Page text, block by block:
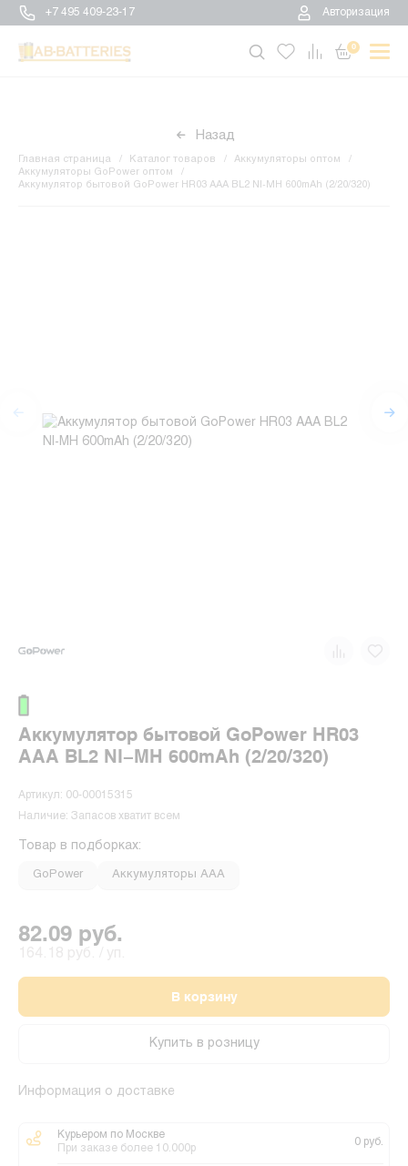
+7 495 409-23-17 Авторизация
0
Назад
Главная страница Каталог товаров
Аккумуляторы оптом
Аккумуляторы GoPower оптом
Аккумулятор бытовой GoPower HR03 AAA BL2 NI-MH 600mAh (2/20/320)
Аккумулятор бытовой GoPower HR03
AAA BL2 NI-MH 600mAh (2/20/320)
Артикул: 00-00015315
Наличие: Запасов хватит всем
Товар в подборках:
GoPower Аккумуляторы ААА
82.09 руб.
В корзину
Купить в розницу
Информация о доставке
Курьером по Москве
При заказе более 10.000р
0 руб.